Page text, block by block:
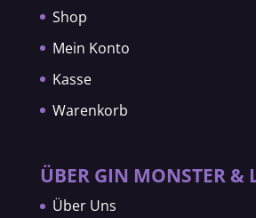
Shop
Mein Konto
Kasse
Warenkorb
ÜBER GIN MONSTER &
Über Uns